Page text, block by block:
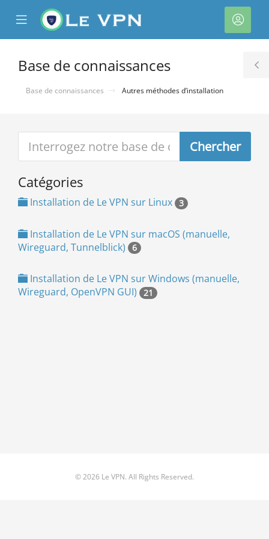
Mobile
Menu
client
Base de connaissances
Base de connaissances Autres méthodes d’installation
Catégories
Installation de Le VPN sur Linux 3
Installation de Le VPN sur macOS (manuelle,
Wireguard, Tunnelblick)
6
Installation de Le VPN sur Windows (manuelle,
Wireguard, OpenVPN GUI)
21
© 2026 Le VPN. All Rights Reserved.